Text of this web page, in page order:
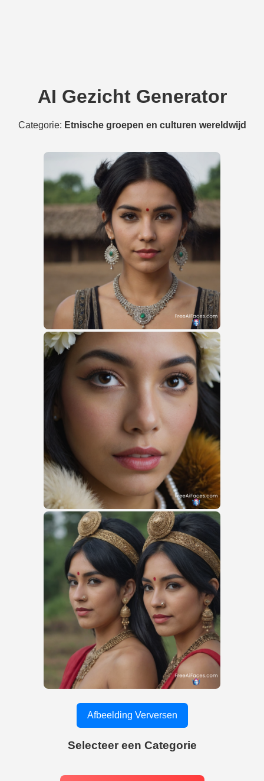
AI Gezicht Generator
Categorie: Etnische groepen en culturen wereldwijd
Afbeelding Verversen
Selecteer een Categorie